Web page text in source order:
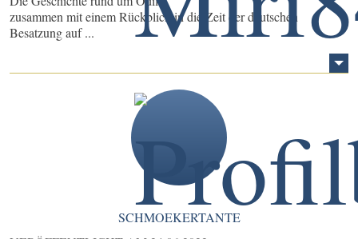
zusammen mit einem Rückblick in die Zeit der deutschen
Besatzung auf ...
SCHMOEKERTANTE